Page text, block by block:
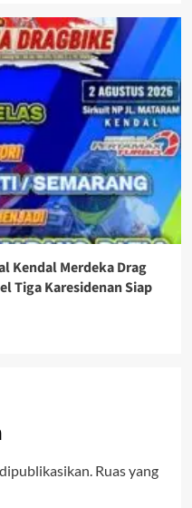
Kendal Merdeka Drag
Tiga Karesidenan Siap
Ruas yang